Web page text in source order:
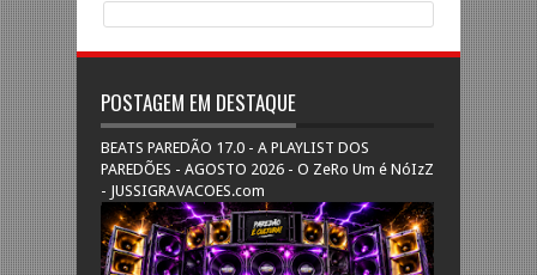
POSTAGEM EM DESTAQUE
BEATS PAREDÃO 17.0 - A PLAYLIST DOS
PAREDÕES - AGOSTO 2026 - O ZeRo Um é NóIzZ
- JUSSIGRAVACOES.com